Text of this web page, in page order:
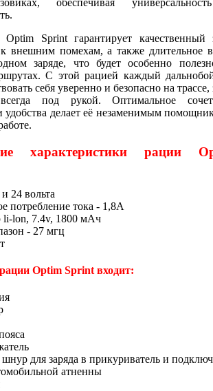
обеспечивая
Sprint гарантирует качественный
внешним помехам, а также длительное
заряде, что будет особенно
С этой рацией каждый
себя уверенно и безопасно на трассе,
под рукой. Оптимальное
удобства делает её незаменимым
характеристики рации
24 вольта
потребление тока - 1,8А
li-lon, 7.4v, 1800 мАч
- 27 мгц
Optim Sprint входит:
для заряда в прикуриватель и
атненны